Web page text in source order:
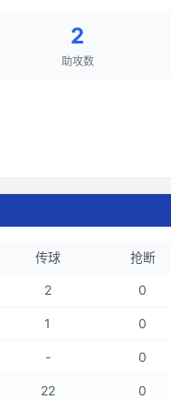
2
助攻数
传球 抢断
2 0
1 0
- 0
22 0